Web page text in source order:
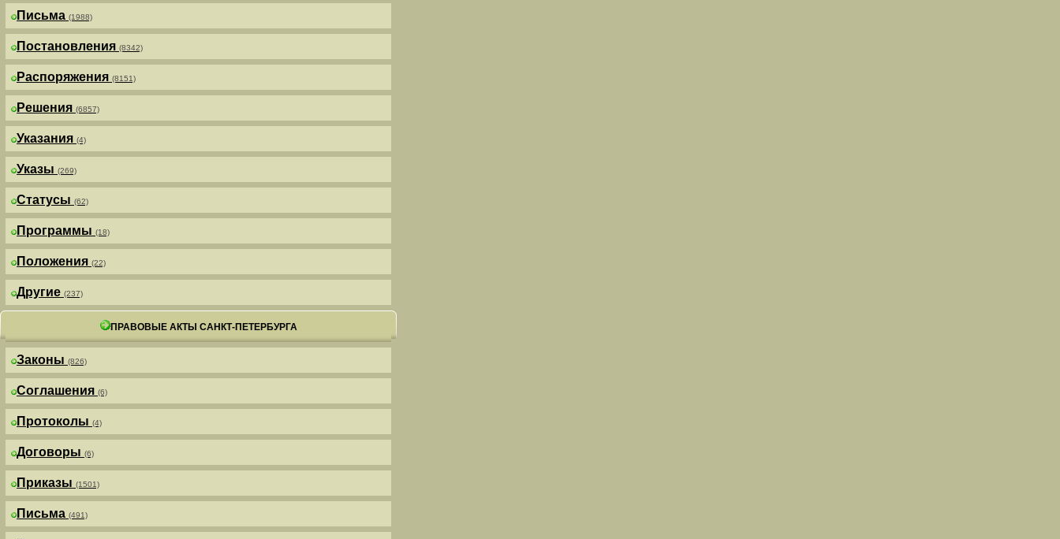
Письма (1988)
Постановления (8342)
Распоряжения (8151)
Решения (6857)
Указания (4)
Указы (269)
Статусы (62)
Программы (18)
Положения (22)
Другие (237)
ПРАВОВЫЕ АКТЫ САНКТ-ПЕТЕРБУРГА
Законы (826)
Соглашения (6)
Протоколы (4)
Договоры (6)
Приказы (1501)
Письма (491)